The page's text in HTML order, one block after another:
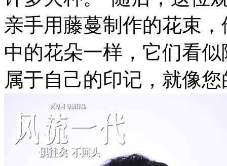
亲手用藤蔓制作的花束
中的花朵一样，它们看
属于自己的印记，就像